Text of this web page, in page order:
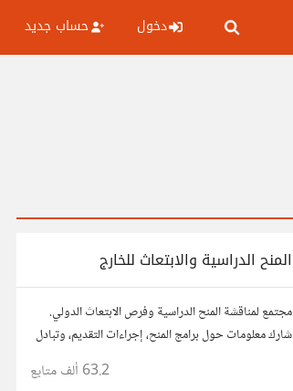
دخول حساب جديد
المنح الدراسية والابتعاث للخارج
مجتمع لمناقشة المنح الدراسية وفرص الابتعاث الدولي.
شارك معلومات حول برامج المنح، إجراءات التقديم، وتبادل
نصائح حول الدراسة في الخارج. استفد من تجارب الآخرين
63.2 ألف متابع